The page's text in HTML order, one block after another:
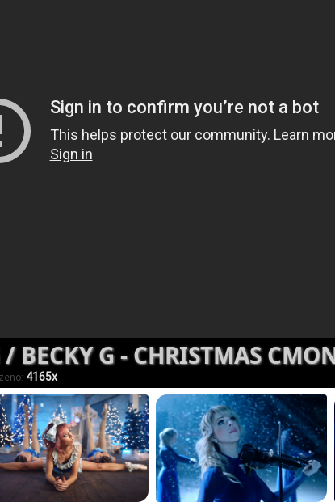
BECKY G - CHRISTMAS
4165x